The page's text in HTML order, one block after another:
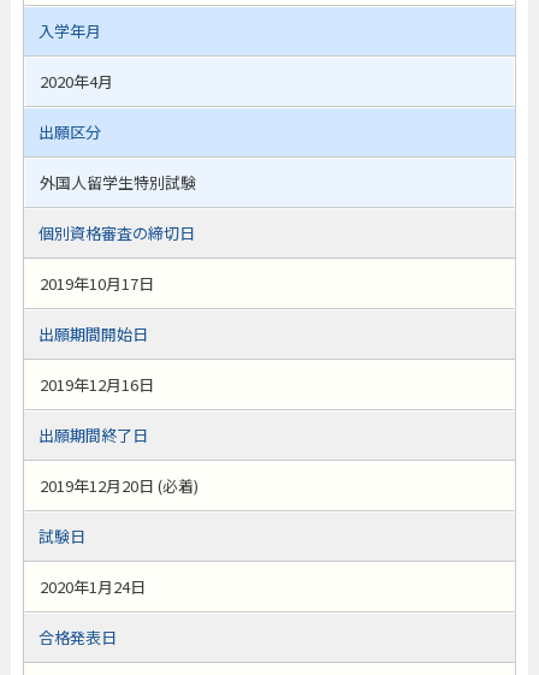
入学年月
2020年4月
出願区分
外国人留学生特別試験
個別資格審査の締切日
2019年10月17日
出願期間開始日
2019年12月16日
出願期間終了日
2019年12月20日 (必着)
試験日
2020年1月24日
合格発表日